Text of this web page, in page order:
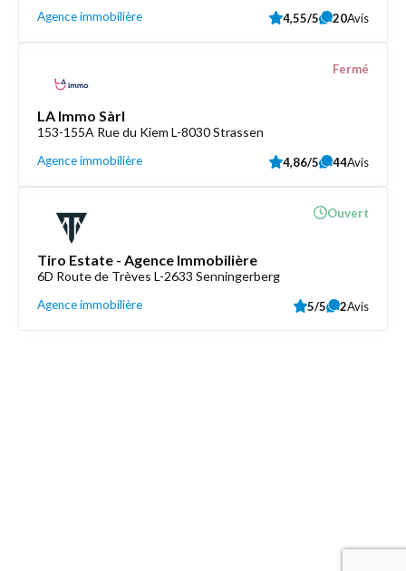
Agence immobilière 4,55/5 20Avis
LA Immo Sàrl
153-155A Rue du Kiem L-8030 Strassen
Agence immobilière
Fermé
4,86/5 44Avis
Tiro Estate - Agence Immobilière
6D Route de Trèves L-2633 Senningerberg
Agence immobilière
Ouvert
5/5 2Avis